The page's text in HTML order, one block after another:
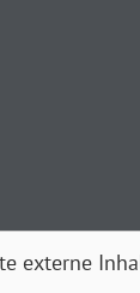
externe